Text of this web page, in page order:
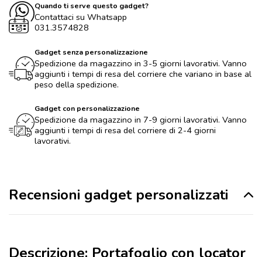
Quando ti serve questo gadget?
Contattaci su Whatsapp
031.3574828
Gadget senza personalizzazione
Spedizione da magazzino in 3-5 giorni lavorativi. Vanno
aggiunti i tempi di resa del corriere che variano in base al
peso della spedizione.
Gadget con personalizzazione
Spedizione da magazzino in 7-9 giorni lavorativi. Vanno
aggiunti i tempi di resa del corriere di 2-4 giorni
lavorativi.
Recensioni gadget personalizzati
Descrizione: Portafoglio con locator